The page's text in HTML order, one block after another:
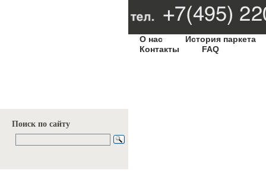
Поиск по сайту
О нас
История паркета
Контакты
FAQ